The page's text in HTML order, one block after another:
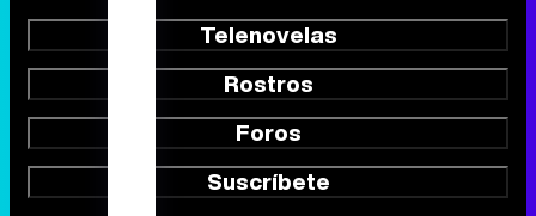
Telenovelas
Rostros
Foros
Suscríbete